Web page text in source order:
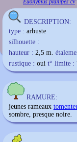
Euonymus planipes cv
DESCRIPTION:
type : arbuste
silhouette :
hauteur : 2,5 m.
rustique : oui t° limite :
RAMURE:
jeunes rameaux
sombre, presque noire.